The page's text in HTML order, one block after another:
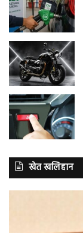
खेत खलिहान